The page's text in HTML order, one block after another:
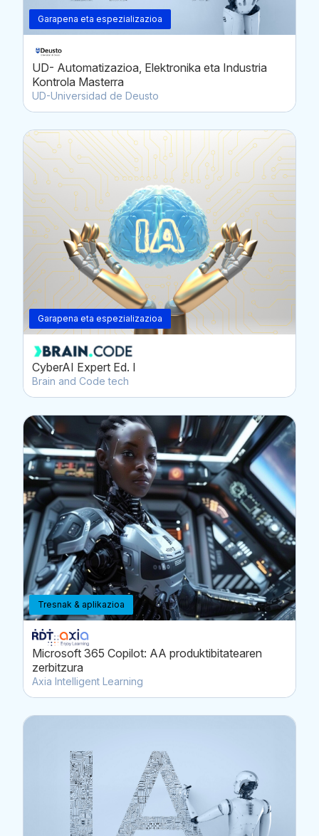
Garapena eta espezializazioa
UD- Automatizazioa, Elektronika eta Industria
Kontrola Masterra
UD-Universidad de Deusto
Garapena eta espezializazioa
CyberAI Expert Ed. I
Brain and Code tech
Tresnak & aplikazioa
Microsoft 365 Copilot: AA produktibitatearen
zerbitzura
Axia Intelligent Learning